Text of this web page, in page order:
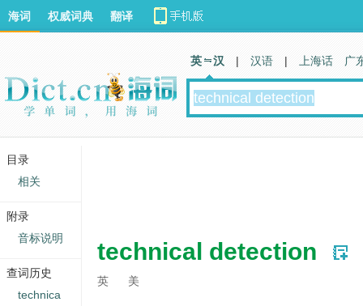
technical detection
英 美
海词 权威词典 翻译
英 汉 | 汉语 | 上海话 广
目录
相关
附录
音标说明
查词历史
technica